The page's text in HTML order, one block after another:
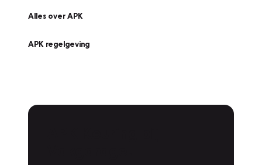
Alles over APK
APK regelgeving